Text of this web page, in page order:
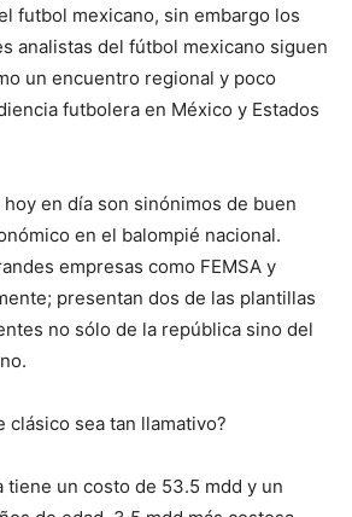
futbol mexicano, sin embargo los
analistas del fútbol mexicano siguen
un encuentro regional y poco
futbolera en México y Estados
en día son sinónimos de buen
en el balompié nacional.
empresas como FEMSA y
presentan dos de las plantillas
no sólo de la república sino del
clásico sea tan llamativo?
tiene un costo de 53.5 mdd y un